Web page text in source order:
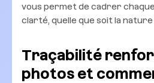
vous permet de cadrer
clarté, quelle que soit la
Traçabilité
photos et